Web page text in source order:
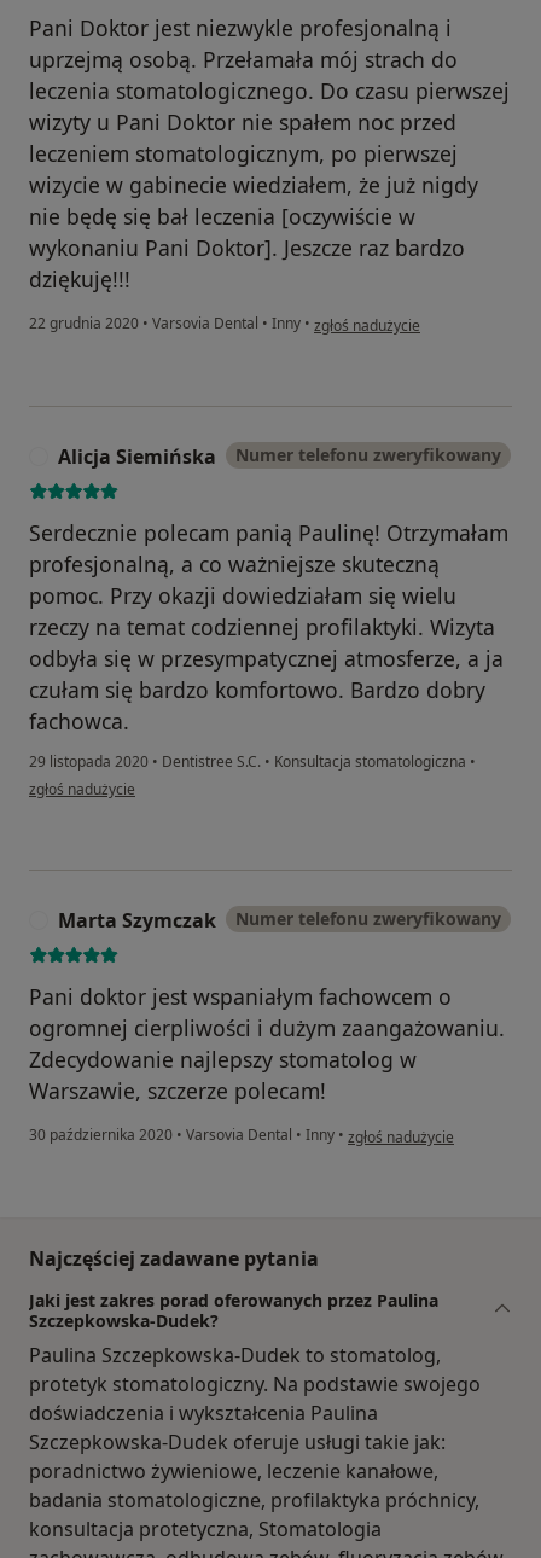
Pani Doktor jest niezwykle profesjonalną i
uprzejmą osobą. Przełamała mój strach do
leczenia stomatologicznego. Do czasu pierwszej
wizyty u Pani Doktor nie spałem noc przed
leczeniem stomatologicznym, po pierwszej
wizycie w gabinecie wiedziałem, że już nigdy
nie będę się bał leczenia [oczywiście w
wykonaniu Pani Doktor]. Jeszcze raz bardzo
dziękuję!!!
22 grudnia 2020 • Varsovia Dental • Inny • w opinii użytkownika Piotr Maciej
zgłoś nadużycie
Alicja Siemińska Numer telefonu zweryfikowany
Serdecznie polecam panią Paulinę! Otrzymałam
profesjonalną, a co ważniejsze skuteczną
pomoc. Przy okazji dowiedziałam się wielu
rzeczy na temat codziennej profilaktyki. Wizyta
odbyła się w przesympatycznej atmosferze, a ja
czułam się bardzo komfortowo. Bardzo dobry
fachowca.
29 listopada 2020 • Dentistree S.C. • Konsultacja stomatologiczna •
w opinii użytkownika Alicja Siemińska
zgłoś nadużycie
Marta Szymczak Numer telefonu zweryfikowany
Pani doktor jest wspaniałym fachowcem o
ogromnej cierpliwości i dużym zaangażowaniu.
Zdecydowanie najlepszy stomatolog w
Warszawie, szczerze polecam!
30 października 2020 • Varsovia Dental • Inny • w opinii użytkownika Marta
zgłoś nadużycie
Najczęściej zadawane pytania
Jaki jest zakres porad oferowanych przez Paulina
Szczepkowska-Dudek?
Paulina Szczepkowska-Dudek to stomatolog,
protetyk stomatologiczny. Na podstawie swojego
doświadczenia i wykształcenia Paulina
Szczepkowska-Dudek oferuje usługi takie jak:
poradnictwo żywieniowe, leczenie kanałowe,
badania stomatologiczne, profilaktyka próchnicy,
konsultacja protetyczna, Stomatologia